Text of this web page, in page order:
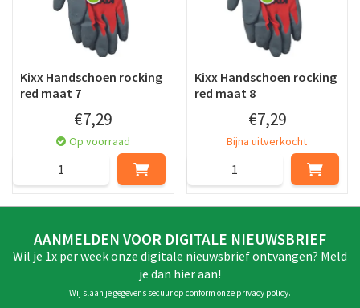
Kixx Handschoen rocking
red maat 7
€7,29
Op voorraad
Kixx Handschoen rocking
red maat 8
€7,29
Bijna uitverkocht
AANMELDEN VOOR DIGITALE NIEUWSBRIEF
Wil je 1x per week onze digitale nieuwsbrief ontvangen? Meld
je dan hier aan!
Wij slaan je gegevens secuur op conform onze privacy policy.